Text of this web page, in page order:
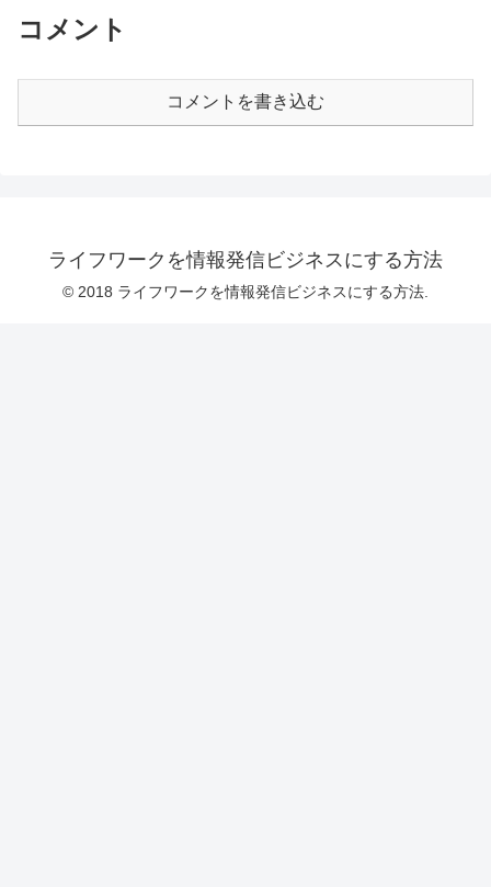
コメント
コメントを書き込む
ライフワークを情報発信ビジネスにする方法
© 2018 ライフワークを情報発信ビジネスにする方法.